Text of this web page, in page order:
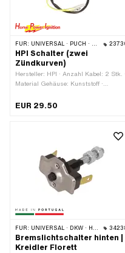
FÜR: UNIVERSAL · PUCH · SACHS · PONY / CILO (BETA 521 & 512) · PIAGGIO · ZÜNDAPP BELMONDO
HPI Schalter (zwei
Zündkurven)
Hersteller: HPI · Anzahl Kabel: 2 Stk. ·
Material Gehäuse: Kunststoff ·
Unterbau: Stahl · Farbe: rot ·
Kabellänge: 500 mm · Ø Lenker: 22
EUR 29.50
FÜR: UNIVERSAL · DKW · HERCULES · KREIDLER · ZÜNDAPP
Bremslichtschalter hinten |
Kreidler Florett